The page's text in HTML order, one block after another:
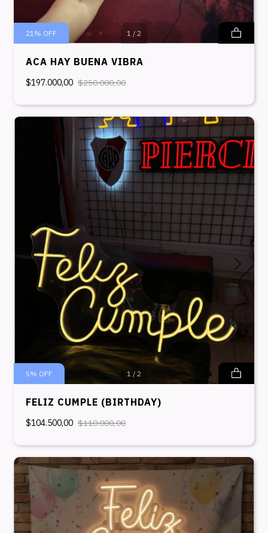
1 / 2
21 % OFF
ACA HAY BUENA VIBRA
$197.000,00 $250.000,00
1 / 2
5% OFF
FELIZ CUMPLE (BIRTHDAY)
$104.500,00 $110.000,00